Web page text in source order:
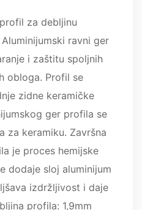
za debljinu
ravni ger
i zaštitu spoljnih
obloga. Profil se
zidne keramičke
ger profila se
za keramiku. Završna
je proces hemijske
dodaje sloj aluminijum
izdržljivost i daje
profila: 1,9mm